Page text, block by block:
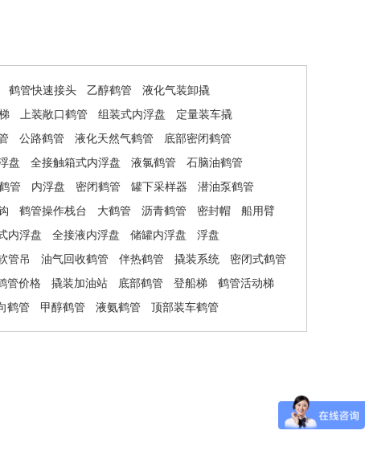
鹤管快速接头 乙醇鹤管
液化气装卸撬
上装敞口鹤管 组装式内浮盘
定量装车撬
公路鹤管 液化天然气鹤管
底部密闭鹤管
盘 全接触箱式内浮盘 液氯鹤管
石脑油鹤管
管 内浮盘 密闭鹤管 罐下采样器
潜油泵鹤管
鹤管操作栈台 大鹤管 沥青鹤管 密封帽
船用臂
内浮盘 全接液内浮盘 储罐内浮盘
浮盘
管吊 油气回收鹤管 伴热鹤管 撬装系统
密闭式鹤管
管价格 撬装加油站 底部鹤管 登船梯
鹤管活动梯
鹤管 甲醇鹤管 液氨鹤管 顶部装车鹤管